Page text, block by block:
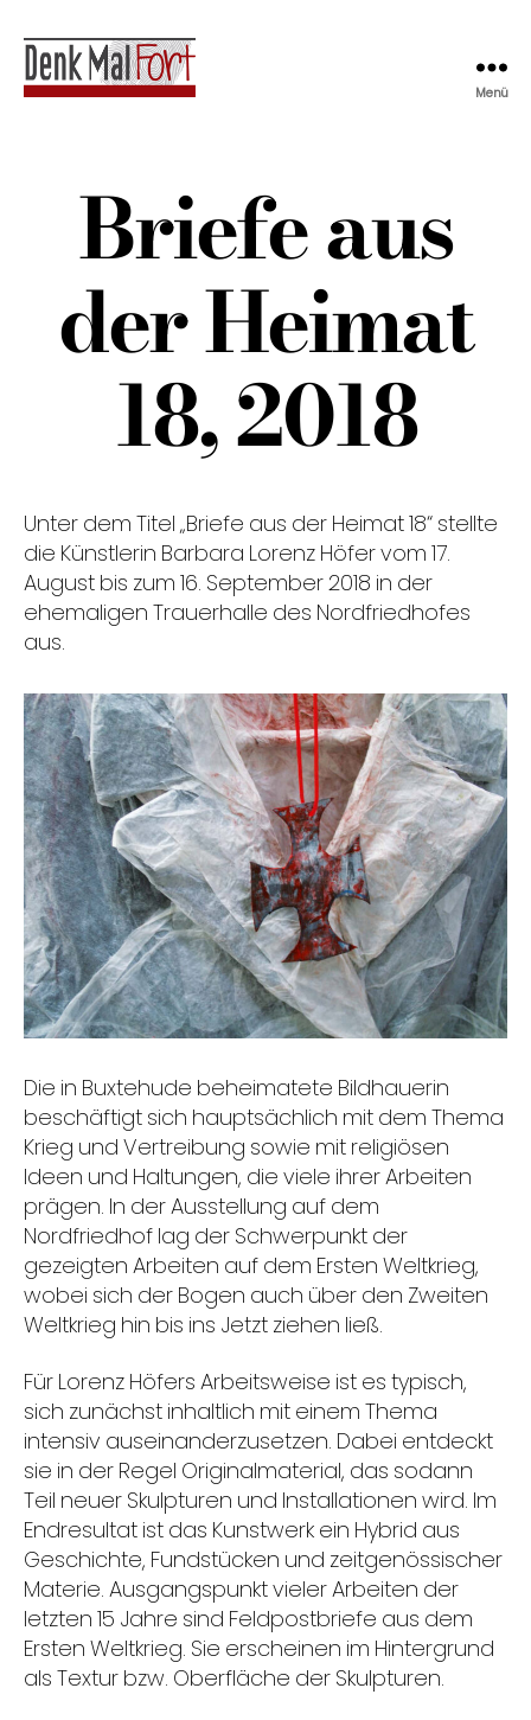
Menü
Briefe aus
der Heimat
18, 2018
Unter dem Titel „Briefe aus der Heimat 18“ stellte
die Künstlerin Barbara Lorenz Höfer vom 17.
August bis zum 16. September 2018 in der
ehemaligen Trauerhalle des Nordfriedhofes
aus.
Die in Buxtehude beheimatete Bildhauerin
beschäftigt sich hauptsächlich mit dem Thema
Krieg und Vertreibung sowie mit religiösen
Ideen und Haltungen, die viele ihrer Arbeiten
prägen. In der Ausstellung auf dem
Nordfriedhof lag der Schwerpunkt der
gezeigten Arbeiten auf dem Ersten Weltkrieg,
wobei sich der Bogen auch über den Zweiten
Weltkrieg hin bis ins Jetzt ziehen ließ.
Für Lorenz Höfers Arbeitsweise ist es typisch,
sich zunächst inhaltlich mit einem Thema
intensiv auseinanderzusetzen. Dabei entdeckt
sie in der Regel Originalmaterial, das sodann
Teil neuer Skulpturen und Installationen wird. Im
Endresultat ist das Kunstwerk ein Hybrid aus
Geschichte, Fundstücken und zeitgenössischer
Materie. Ausgangspunkt vieler Arbeiten der
letzten 15 Jahre sind Feldpostbriefe aus dem
Ersten Weltkrieg. Sie erscheinen im Hintergrund
als Textur bzw. Oberfläche der Skulpturen.